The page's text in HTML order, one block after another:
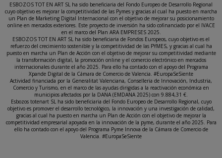
ESBOZOS TOT EN ART SL ha sido beneficiaria del Fondo Europeo de Desarrollo Regional
cuyo objetivo es mejorar la competitividad de las Pymes y gracias al cual ha puesto en marcha
un Plan de Marketing Digital Internacional con el objetivo de mejorar su posicionamiento
online en mercados exteriores. Este proyecto de inversión ha sido cofinanciado por el IVACE
en el marco del Plan ARA EMPRESES 2025.
ESBOZOS TOT EN ART SL ha sido beneficiaria de Fondos Europeos, cuyo objetivo es el
refuerzo del crecimiento sostenible y la competitividad de las PYMES, y gracias al cual ha
puesto en marcha un Plan de Acción con el objetivo de mejorar su competitividad mediante
la transformación digital, la promoción online y el comercio electrónico en mercados
internacionales durante el año 2025. Para ello ha contado con el apoyo del Programa
Xpande Digital de la Cámara de Comercio de Valencia. #EuropaSeSiente
Actividad financiada por la Generalitat Valenciana, Conselleria de Innovación, Industria,
Comercio y Turismo, en el marco de las ayudas dirigidas a la reactivación económica en
municipios afectados por la DANA (EMDANA 2025) con 9.884,31 €.
Esbozos totenart SL ha sido beneficiaria del Fondo Europeo de Desarrollo Regional, cuyo
objetivo es promover el desarrollo tecnológico, la innovación y una investigación de calidad,
gracias al cual ha puesto en marcha un Plan de Acción con el objetivo de mejorar la
competitividad empresarial apoyada en la innovación de la pyme, durante el año 2025. Para
ello ha contado con el apoyo del Programa Pyme Innova de la Cámara de Comercio de
Valencia. #EuropaSeSiente